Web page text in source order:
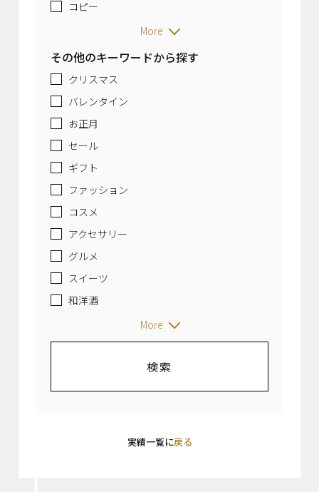
コピー
More
その他のキーワードから探す
クリスマス
バレンタイン
お正月
セール
ギフト
ファッション
コスメ
アクセサリー
グルメ
スイーツ
和洋酒
More
実績一覧に戻る